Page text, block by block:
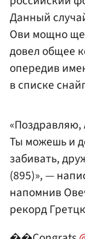
Данный
Ови мощно
довел общее
опередив
в списке
«Поздравляю,
Ты можешь и
забивать,
(895)», —
напомнив
рекорд